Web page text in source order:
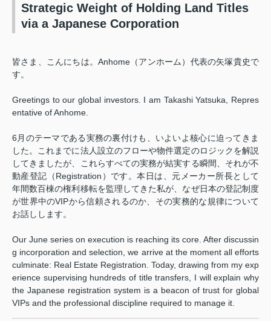
Strategic Weight of Holding Land Titles
via a Japanese Corporation
皆さま、こんにちは。Anhome（アンホーム）代表の矢塚貴史で
す。
Greetings to our global investors. I am Takashi Yatsuka, Repres
entative of Anhome.
6月のテーマである実務の裏付けも、いよいよ核心に迫ってきま
した。これまでに法人設立のフローや物件選定のロジックを解説
してきましたが、これらすべての実務が結実する瞬間、それが不
動産登記（Registration）です。本日は、元メーカー所長として
年間数百棟の権利移転を監理してきた私が、なぜ日本の登記制度
が世界中のVIPから信頼されるのか、その実務的な規律について
お話しします。
Our June series on execution is reaching its core. After discussin
g incorporation and selection, we arrive at the moment all efforts
culminate: Real Estate Registration. Today, drawing from my exp
erience supervising hundreds of title transfers, I will explain why
the Japanese registration system is a beacon of trust for global
VIPs and the professional discipline required to manage it.